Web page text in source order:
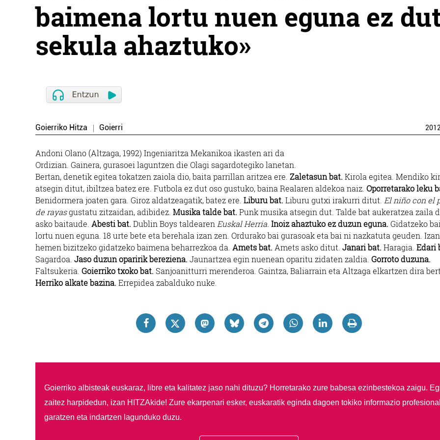
baimena lortu nuen eguna ez
sekula ahaztuko»
Goierriko Hitza Goierri 2012
Andoni Olano (Altzaga, 1992) Ingeniaritza Mekanikoa ikasten ari da
Ordizian. Gainera, gurasoei laguntzen die Olagi sagardotegiko lanetan.
Bertan, denetik egitea tokatzen zaiola dio, baita parrillan aritzea ere. Zaletasun bat. Kirola egitea. Mendiko
atsegin ditut, ibiltzea batez ere. Futbola ez dut oso gustuko, baina Realaren aldekoa naiz. Oporretarako leku
Benidormera joaten gara. Giroz aldatzeagatik, batez ere. Liburu bat. Liburu gutxi irakurri ditut. El niño con el
de rayasgustatu zitzaidan, adibidez. Musika talde bat. Punk musika atsegin dut. Talde bat aukeratzea zaila
asko baitaude. Abesti bat. Dublin Boys taldearen Euskal Herria. Inoiz ahaztuko ez duzun eguna. Gidatzeko
lortu nuen eguna. 18 urte bete eta berehala izan zen. Ordurako bai gurasoak eta bai ni nazkatuta geuden.
hemen bizitzeko gidatzeko baimena beharrezkoa da. Amets bat. Amets asko ditut. Janari bat. Haragia. Edari
Sagardoa. Jaso duzun oparirik bereziena. Jaunartzea egin nuenean oparitu zidaten zaldia. Gorroto duzuna.
Faltsukeria. Goierriko txoko bat. Sanjoanitturri merenderoa. Gaintza, Baliarrain eta Altzaga elkartzen dira
Herriko alkate bazina. Errepidea zabalduko nuke.
Goierriko albisteak euskaraz, libre eta kalitatez jaso nahi dituzu? Horretarako zure babesa ezinbestekoa zaigu.
zaitez harpidedun, izan HITZAkide! Zure ekarpenari esker, euskaratik eginda dagoen tokiko informazio
garatzen eta indartzen lagunduko duzu.